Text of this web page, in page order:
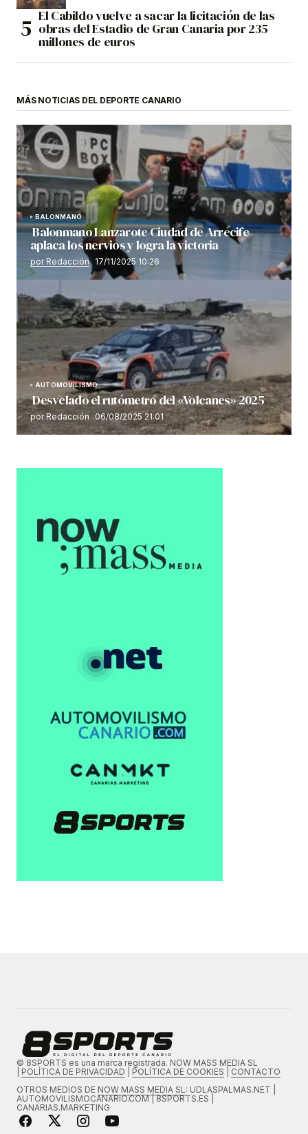
El Cabildo vuelve a sacar la licitación de las
obras del Estadio de Gran Canaria por 235
millones de euros
MÁS NOTICIAS DEL DEPORTE CANARIO
BALONMANO
Balonmano Lanzarote Ciudad de Arrecife
aplaca los nervios y logra la victoria
por Redacción 17/11/2025 10:26
AUTOMOVILISMO
Desvelado el rutómetro del «Volcanes» 2025
por Redacción 06/08/2025 21:01
© 8SPORTS es una marca registrada. NOW MASS MEDIA SL
POLÍTICA DE PRIVACIDAD POLÍTICA DE COOKIES
CONTACTO
OTROS MEDIOS DE NOW MASS MEDIA SL: UDLASPALMAS.NET |
AUTOMOVILISMOCANARIO.COM | 8SPORTS.ES |
CANARIAS.MARKETING